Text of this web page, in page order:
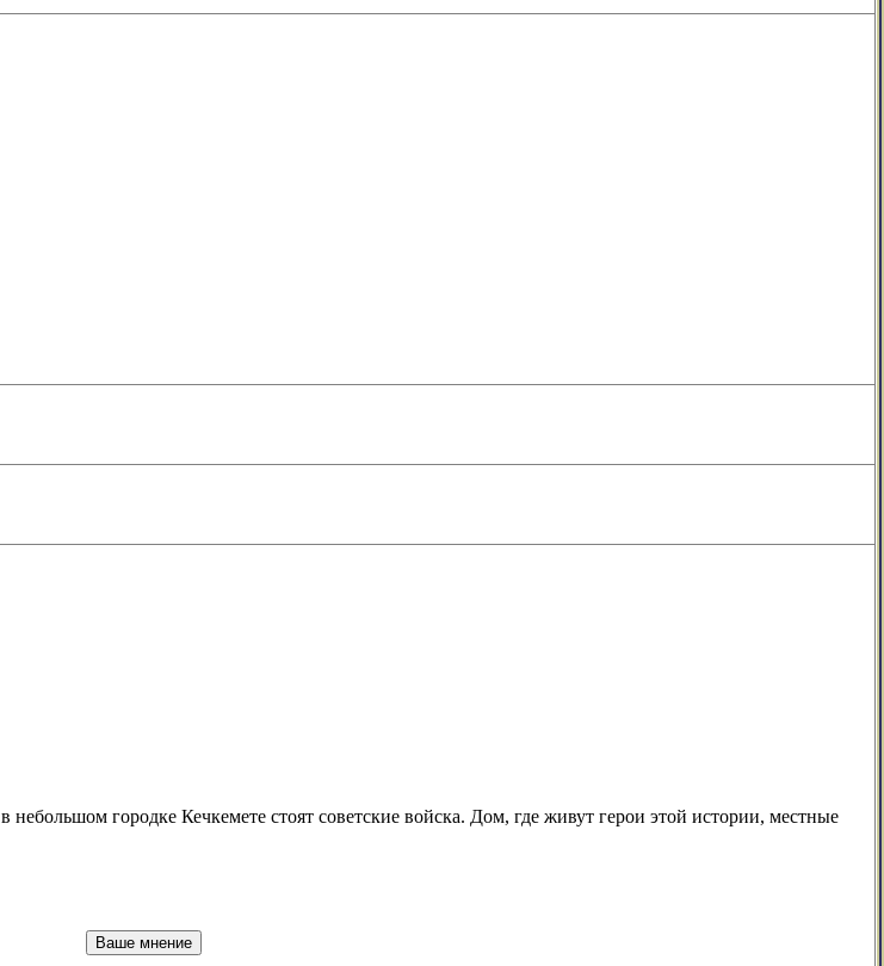
небольшом городке Кечкемете стоят советские войска. Дом, где живут герои этой истории, местные